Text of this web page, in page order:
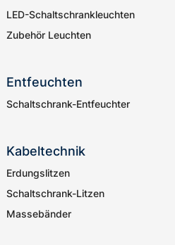
LED-Schaltschrankleuchten
Zubehör Leuchten
Entfeuchten
Schaltschrank-Entfeuchter
Kabeltechnik
Erdungslitzen
Schaltschrank-Litzen
Massebänder